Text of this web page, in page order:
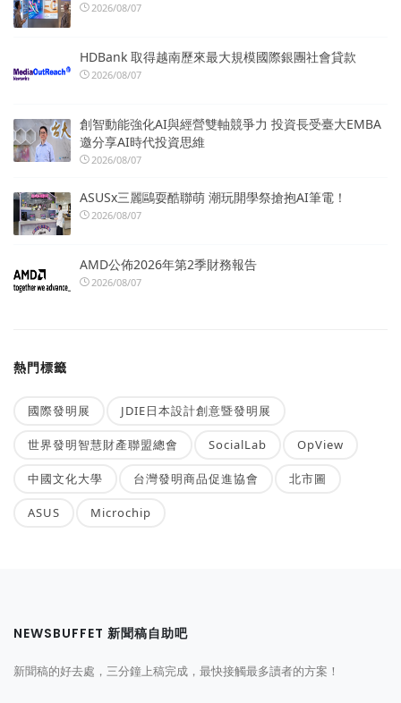
2026/08/07
HDBank 取得越南歷來最大規模國際銀團社會貸款
2026/08/07
創智動能強化AI與經營雙軸競爭力 投資長受臺大EMBA
邀分享AI時代投資思維
2026/08/07
ASUSx三麗鷗耍酷聯萌 潮玩開學祭搶抱AI筆電！
2026/08/07
AMD公佈2026年第2季財務報告
2026/08/07
熱門標籤
國際發明展 JDIE日本設計創意暨發明展
世界發明智慧財產聯盟總會 SocialLab OpView
中國文化大學 台灣發明商品促進協會 北市圖
ASUS Microchip
NEWSBUFFET 新聞稿自助吧
新聞稿的好去處，三分鐘上稿完成，最快接觸最多讀者的方案！